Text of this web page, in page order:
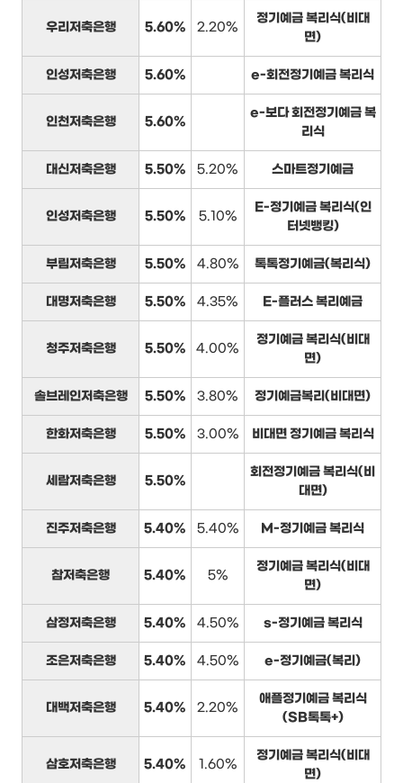
우리저축은행 5.60% 2.20%
정기예금 복리식(비대
면)
인성저축은행 5.60% e-회전정기예금 복리식
인천저축은행 5.60%
e-보다 회전정기예금 복
리식
대신저축은행 5.50% 5.20% 스마트정기예금
인성저축은행 5.50% 5.10%
E-정기예금 복리식(인
터넷뱅킹)
부림저축은행 5.50% 4.80% 톡톡정기예금(복리식)
대명저축은행 5.50% 4.35% E-플러스 복리예금
청주저축은행 5.50% 4.00%
정기예금 복리식(비대
면)
솔브레인저축은행 5.50% 3.80% 정기예금복리(비대면)
한화저축은행 5.50% 3.00% 비대면 정기예금 복리식
세람저축은행 5.50%
회전정기예금 복리식(비
대면)
진주저축은행 5.40% 5.40% M-정기예금 복리식
참저축은행 5.40% 5%
정기예금 복리식(비대
면)
삼정저축은행 5.40% 4.50% s-정기예금 복리식
조은저축은행 5.40% 4.50% e-정기예금(복리)
대백저축은행 5.40% 2.20%
애플정기예금 복리식
(SB톡톡+)
삼호저축은행 5.40% 1.60%
정기예금 복리식(비대
면)